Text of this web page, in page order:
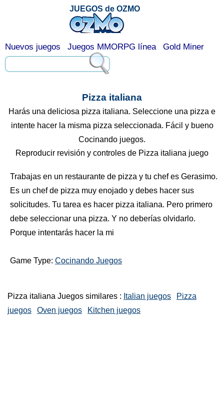
Pizza italiana
Harás una deliciosa pizza italiana. Seleccione una pizza e
intente hacer la misma pizza seleccionada. Fácil y bueno
Cocinando juegos.
Reproducir revisión y controles de Pizza italiana juego
Trabajas en un restaurante de pizza y tu chef es Gerasimo.
Es un chef de pizza muy enojado y debes hacer sus
solicitudes. Tu tarea es hacer pizza italiana. Pero primero
debe seleccionar una pizza. Y no deberías olvidarlo.
Porque intentarás hacer la mi
Game Type: Cocinando Juegos
Pizza italiana Juegos similares : Italian juegos
Pizza
juegos
Oven juegos Kitchen juegos
JUEGOS de OZMO
Nuevos juegos Juegos MMORPG línea Gold Miner